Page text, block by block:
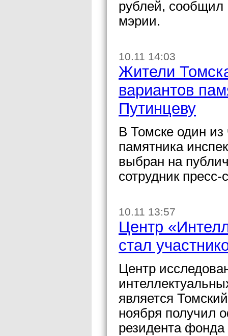
рублей, сообщил
мэрии.
10.11 14:03
Жители
вариантов
Путинцеву
В Томске один
памятника
выбран на
сотрудник
10.11 13:57
Центр
стал
Центр
является
ноября получил
резидента фонда